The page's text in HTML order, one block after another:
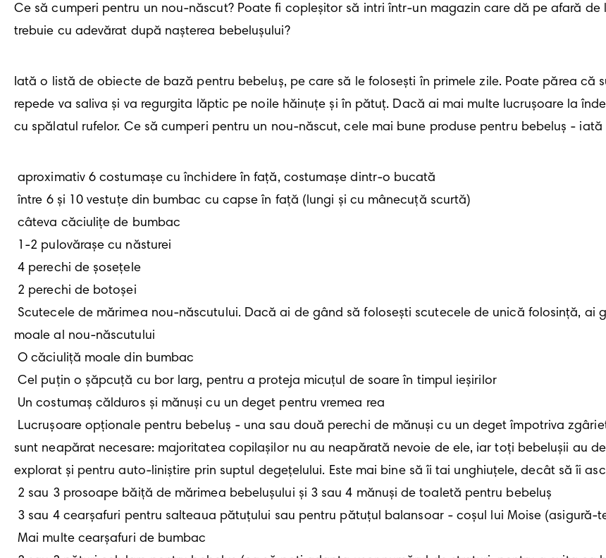
Ce să cumperi pentru un nou-născut? Poate fi copleșitor să intri într-un magazin care dă pe afară de
trebuie cu adevărat după nașterea bebelușului?
Iată o listă de obiecte de bază pentru bebeluș, pe care să le folosești în primele zile. Poate părea că
repede va saliva și va regurgita lăptic pe noile hăinuțe și în pătuț. Dacă ai mai multe lucrușoare la
cu spălatul rufelor. Ce să cumperi pentru un nou-născut, cele mai bune produse pentru bebeluș -
aproximativ 6 costumașe cu închidere în față, costumașe dintr-o bucată
între 6 și 10 vestuțe din bumbac cu capse în față (lungi și cu mânecuță scurtă)
câteva căciulițe de bumbac
4 perechi de șosețele
moale al nou-născutului
O căciuliță moale din bumbac
Cel puțin o șăpcuță cu bor larg, pentru a proteja micuțul de soare în timpul ieșirilor
sunt neapărat necesare: majoritatea copilașilor nu au neapărată nevoie de ele, iar toți bebelușii au
explorat și pentru auto-liniștire prin suptul degețelului. Este mai bine să îi tai unghiuțele, decât să îi
Mai multe cearșafuri de bumbac